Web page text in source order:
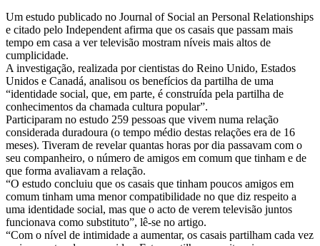
Um estudo publicado no Journal of Social an Personal Relationships
e citado pelo Independent afirma que os casais que passam mais
tempo em casa a ver televisão mostram níveis mais altos de
cumplicidade.
A investigação, realizada por cientistas do Reino Unido, Estados
Unidos e Canadá, analisou os benefícios da partilha de uma
“identidade social, que, em parte, é construída pela partilha de
conhecimentos da chamada cultura popular”.
Participaram no estudo 259 pessoas que vivem numa relação
considerada duradoura (o tempo médio destas relações era de 16
meses). Tiveram de revelar quantas horas por dia passavam com o
seu companheiro, o número de amigos em comum que tinham e de
que forma avaliavam a relação.
“O estudo concluiu que os casais que tinham poucos amigos em
comum tinham uma menor compatibilidade no que diz respeito a
uma identidade social, mas que o acto de verem televisão juntos
funcionava como substituto”, lê-se no artigo.
“Com o nível de intimidade a aumentar, os casais partilham cada vez